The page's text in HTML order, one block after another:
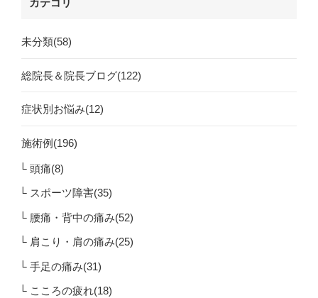
カテゴリ
未分類(58)
総院長＆院長ブログ(122)
症状別お悩み(12)
施術例(196)
頭痛(8)
スポーツ障害(35)
腰痛・背中の痛み(52)
肩こり・肩の痛み(25)
手足の痛み(31)
こころの疲れ(18)